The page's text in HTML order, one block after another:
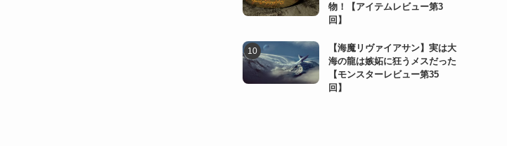
物！【アイテムレビュー第3
回】
【海魔リヴァイアサン】実は大
海の龍は嫉妬に狂うメスだった
【モンスターレビュー第35
回】